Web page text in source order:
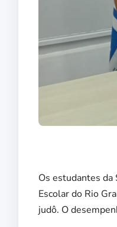
Os estudantes da
Escolar do Rio
judô. O